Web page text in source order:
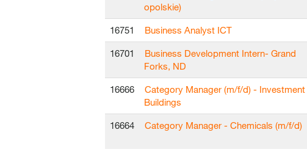
opolskie)
16751 Business Analyst ICT
16701
Business Development Intern- Grand
Forks, ND
16666
Category Manager (m/f/d) - Investment
Buildings
16664 Category Manager - Chemicals (m/f/d)